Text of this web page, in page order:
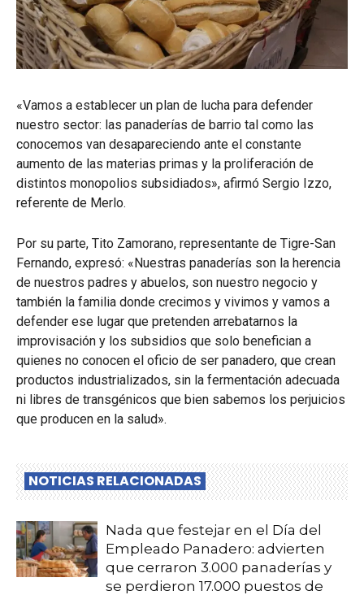
«Vamos a establecer un plan de lucha para defender
nuestro sector: las panaderías de barrio tal como las
conocemos van desapareciendo ante el constante
aumento de las materias primas y la proliferación de
distintos monopolios subsidiados», afirmó Sergio Izzo,
referente de Merlo.
Por su parte, Tito Zamorano, representante de Tigre-San
Fernando, expresó: «Nuestras panaderías son la herencia
de nuestros padres y abuelos, son nuestro negocio y
también la familia donde crecimos y vivimos y vamos a
defender ese lugar que pretenden arrebatarnos la
improvisación y los subsidios que solo benefician a
quienes no conocen el oficio de ser panadero, que crean
productos industrializados, sin la fermentación adecuada
ni libres de transgénicos que bien sabemos los perjuicios
que producen en la salud».
NOTICIAS RELACIONADAS
Nada que festejar en el Día del
Empleado Panadero: advierten
que cerraron 3.000 panaderías y
se perdieron 17.000 puestos de